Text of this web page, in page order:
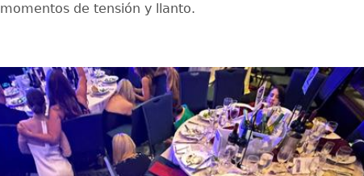
momentos de tensión y llanto.